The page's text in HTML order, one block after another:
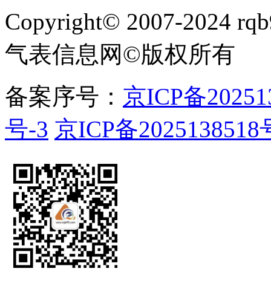
Copyright© 2007-2024
气表信息网©版权所有
备案序号： 京ICP备
号-3 京ICP备2025138518